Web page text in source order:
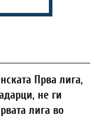
Прва лига,
не ги
лига во